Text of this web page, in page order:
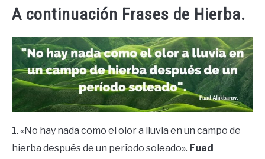
A continuación Frases de Hierba.
1. «No hay nada como el olor a lluvia en un campo de
hierba después de un período soleado». Fuad